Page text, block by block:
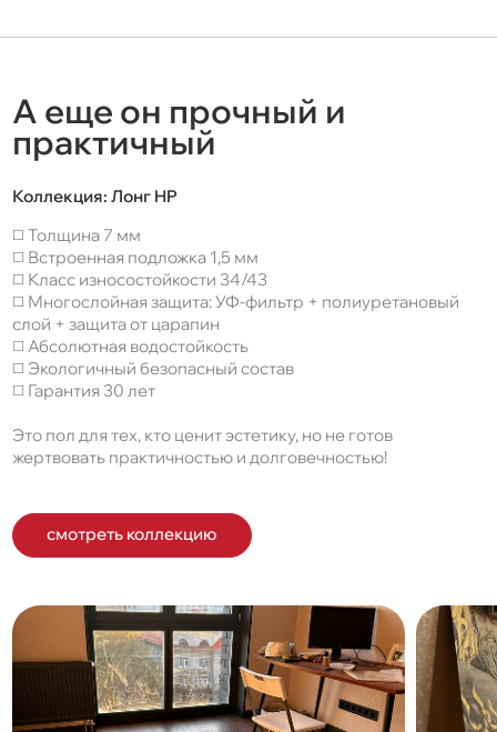
А еще он прочный и
практичный
Коллекция:Лонг HP
◻️ Толщина 7 мм
◻️ Встроенная подложка 1,5 мм
◻️ Класс износостойкости 34/43
◻️ Многослойная защита: УФ-фильтр + полиуретановый
слой + защита от царапин
◻️ Абсолютная водостойкость
◻️ Экологичный безопасный состав
◻️ Гарантия 30 лет
Это пол для тех, кто ценит эстетику, но не готов
жертвовать практичностью и долговечностью!
смотреть коллекцию